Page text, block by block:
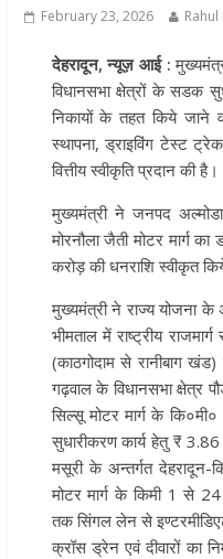
February 23, 2026
देहरादून, न्यूज़ आई :
विधानसभा क्षेत्रों के सडक
निकायों के तहत किये जाने
स्थापना, ड्राइविंग टेस्ट
वित्तीय स्वीकृति प्रदान की है।
मुख्यमंत्री ने जनपद
मोरनौला जैती मोटर मार्ग
करोड़ की धनराशि स्वीकृत
मुख्यमंत्री ने राज्य योजना के
भीमताल में राष्ट्रीय
(काठगोदाम से रानीबाग
गढ़वाल के विधानसभा क्षेत्र
सिल्सू मोटर मार्ग के
सुधारीकरण कार्य हेतु ₹
मसूरी के अन्तर्गत देहरादून-
मोटर मार्ग के किमी 1 से 24
तक सिंगल लेन से
क्रॉस ड्रेन एवं दीवारों का